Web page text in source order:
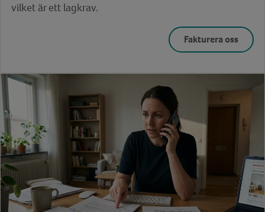
vilket är ett lagkrav.
Fakturera oss